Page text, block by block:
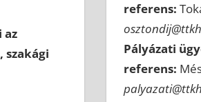
az
referens:
Pályázati
referens: